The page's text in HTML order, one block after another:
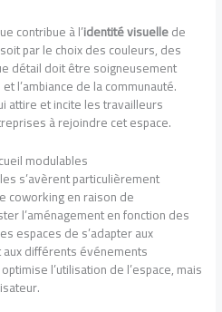
contribue à l’identité visuellede
par le choix des couleurs, des
détail doit être soigneusement
l’ambiance de la communauté.
attire et incite les travailleurs
à rejoindre cet espace.
modulables
s’avèrent particulièrement
coworking en raison de
l’aménagement en fonction des
espaces de s’adapter aux
différents événements
l’utilisation de l’espace, mais